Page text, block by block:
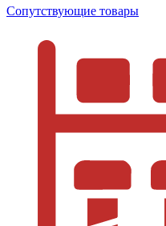
Сопутствующие товары